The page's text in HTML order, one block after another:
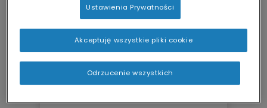
Ustawienia Prywatności
Odrzucenie wszystkich
Akceptuję wszystkie pliki cookie